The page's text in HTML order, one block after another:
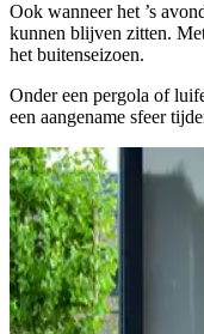
Ook wanneer het ’s
kunnen blijven zitten.
het buitenseizoen.
Onder een pergola of
een aangename sfeer